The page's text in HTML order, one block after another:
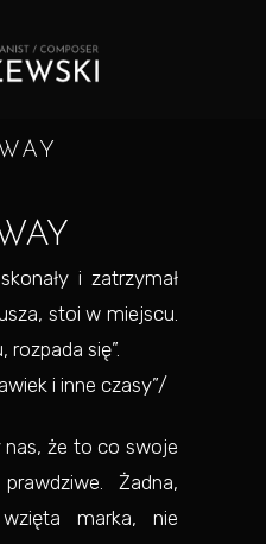
i zatrzymał
stoi w miejscu.
się”.
i inne czasy”/
nas, że to co swoje
Żadna,
marka, nie